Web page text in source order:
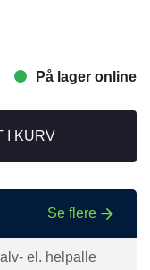
På lager online
I KURV
Se flere
el. helpalle